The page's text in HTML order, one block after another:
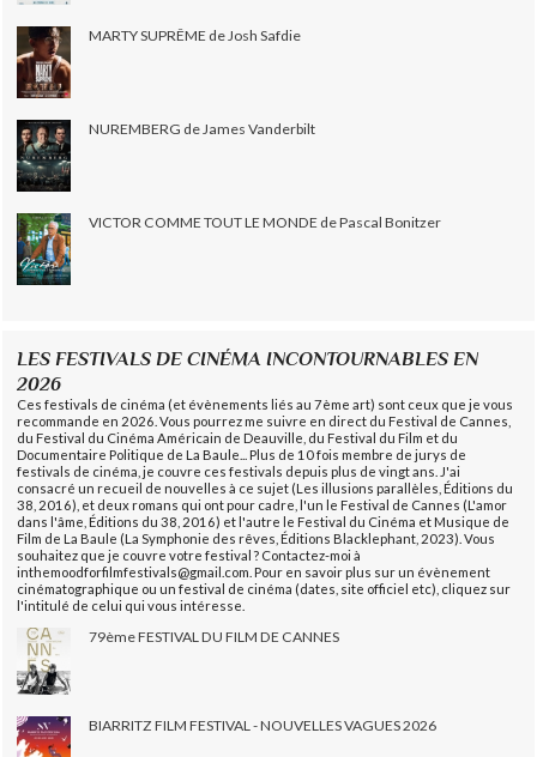
MARTY SUPRÊME de Josh Safdie
NUREMBERG de James Vanderbilt
VICTOR COMME TOUT LE MONDE de Pascal Bonitzer
LES FESTIVALS DE CINÉMA INCONTOURNABLES EN
2026
Ces festivals de cinéma (et évènements liés au 7ème art) sont ceux que je vous
recommande en 2026. Vous pourrez me suivre en direct du Festival de Cannes,
du Festival du Cinéma Américain de Deauville, du Festival du Film et du
Documentaire Politique de La Baule... Plus de 10 fois membre de jurys de
festivals de cinéma, je couvre ces festivals depuis plus de vingt ans. J'ai
consacré un recueil de nouvelles à ce sujet (Les illusions parallèles, Éditions du
38, 2016), et deux romans qui ont pour cadre, l'un le Festival de Cannes (L'amor
dans l'âme, Éditions du 38, 2016) et l'autre le Festival du Cinéma et Musique de
Film de La Baule (La Symphonie des rêves, Éditions Blacklephant, 2023). Vous
souhaitez que je couvre votre festival ? Contactez-moi à
inthemoodforfilmfestivals@gmail.com. Pour en savoir plus sur un évènement
cinématographique ou un festival de cinéma (dates, site officiel etc), cliquez sur
l'intitulé de celui qui vous intéresse.
79ème FESTIVAL DU FILM DE CANNES
BIARRITZ FILM FESTIVAL - NOUVELLES VAGUES 2026